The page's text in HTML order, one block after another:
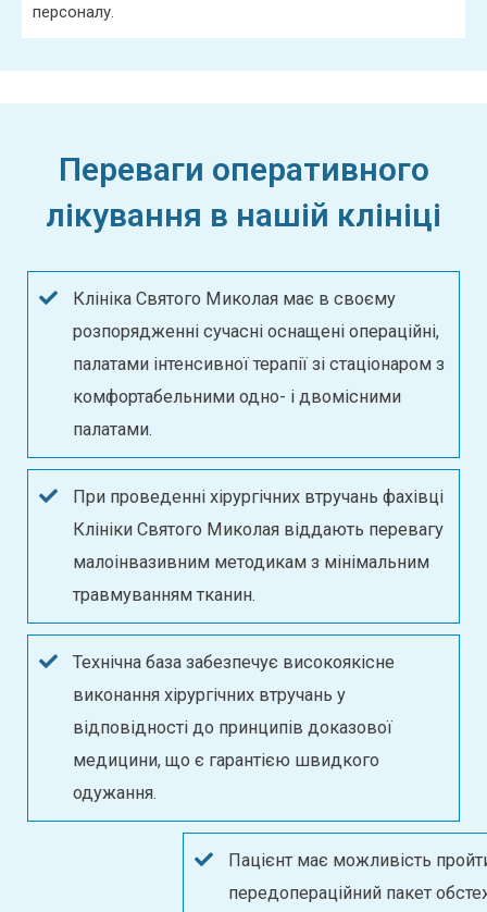
персоналу.
Переваги оперативного
лікування в нашій клініці
Клініка Святого Миколая має в своєму
розпорядженні сучасні оснащені операційні,
палатами інтенсивної терапії зі стаціонаром з
комфортабельними одно- і двомісними
палатами.
При проведенні хірургічних втручань фахівці
Клініки Святого Миколая віддають перевагу
малоінвазивним методикам з мінімальним
травмуванням тканин.
Технічна база забезпечує високоякісне
виконання хірургічних втручань у
відповідності до принципів доказової
медицини, що є гарантією швидкого
одужання.
Пацієнт має можливість пройти
передопераційний пакет обстеження і здати